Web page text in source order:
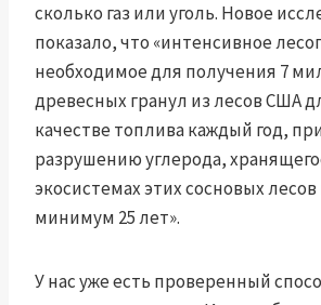
сколько газ или уголь. Новое
показало, что «интенсивное
необходимое для получения 7
древесных гранул из лесов США
качестве топлива каждый год,
разрушению углерода,
экосистемах этих сосновых
минимум 25 лет».
У нас уже есть проверенный